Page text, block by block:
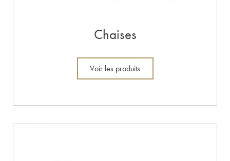
Chaises
Voir les produits